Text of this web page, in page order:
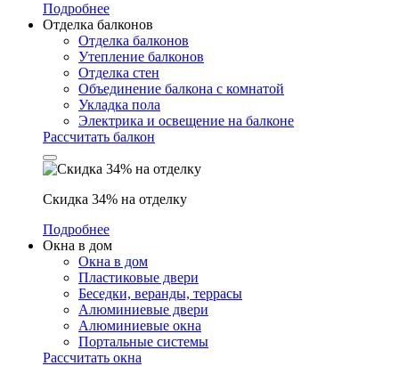
Подробнее
Отделка балконов
Отделка балконов
Утепление балконов
Отделка стен
Объединение балкона с комнатой
Укладка пола
Электрика и освещение на балконе
Рассчитать балкон
Скидка 34% на отделку
Подробнее
Окна в дом
Окна в дом
Пластиковые двери
Беседки, веранды, террасы
Алюминиевые двери
Алюминиевые окна
Портальные системы
Рассчитать окна